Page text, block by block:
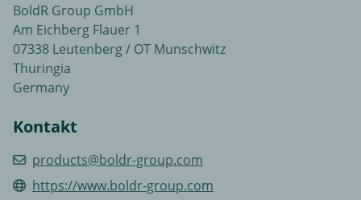
BoldR Group GmbH
Am Eichberg Flauer 1
07338 Leutenberg / OT Munschwitz
Thuringia
Germany
Kontakt
products@boldr-group.com
https://www.boldr-group.com